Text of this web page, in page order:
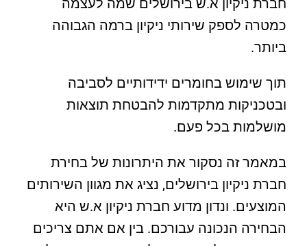
חברת ניקיון א.ש בירושלים שמה לעצמה
כמטרה לספק שירותי ניקיון ברמה הגבוהה
ביותר.
תוך שימוש בחומרים ידידותיים לסביבה
ובטכניקות מתקדמות להבטחת תוצאות
מושלמות בכל פעם.
במאמר זה נסקור את היתרונות של בחירת
חברת ניקיון בירושלים, נציג את מגוון השירותים
המוצעים. ונדון מדוע חברת ניקיון א.ש היא
הבחירה הנכונה עבורכם. בין אם אתם צריכים